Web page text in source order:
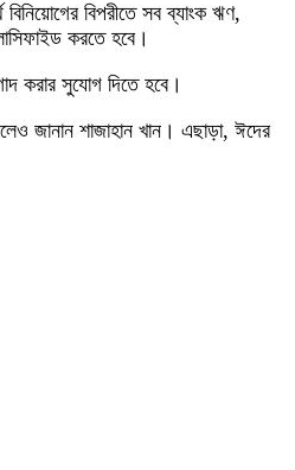
বিপরীতে সব ব্যাংক ঋণ,
করতে হবে।
করার সুযোগ দিতে হবে।
জানান শাজাহান খান। এছাড়া, ঈদের